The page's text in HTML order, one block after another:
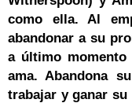
como ella. Al
abandonar a su
a último
ama. Abandona
trabajar y ganar